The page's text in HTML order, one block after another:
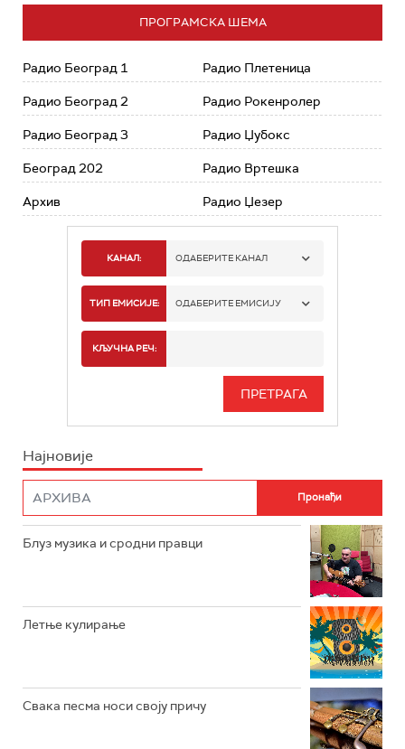
ПРОГРАМСКА ШЕМА
Радио Београд 1
Радио Београд 2
Радио Београд 3
Београд 202
Архив
Радио Плетеница
Радио Рокенролер
Радио Џубокс
Радио Вртешка
Радио Џезер
КАНАЛ: ОДАБЕРИТЕ КАНАЛ
РАДИО БЕОГРАД 1
РАДИО БЕОГРАД 3
РАДИО РОКЕНРОЛЕР
РАДИО ЏЕЗЕР
ТИП ЕМИСИЈЕ: ОДАБЕРИТЕ ЕМИСИЈУ
ИНФО
КЉУЧНА РЕЧ:
Најновије
Блуз музика и сродни правци
Летње кулирање
Свака песма носи своју причу